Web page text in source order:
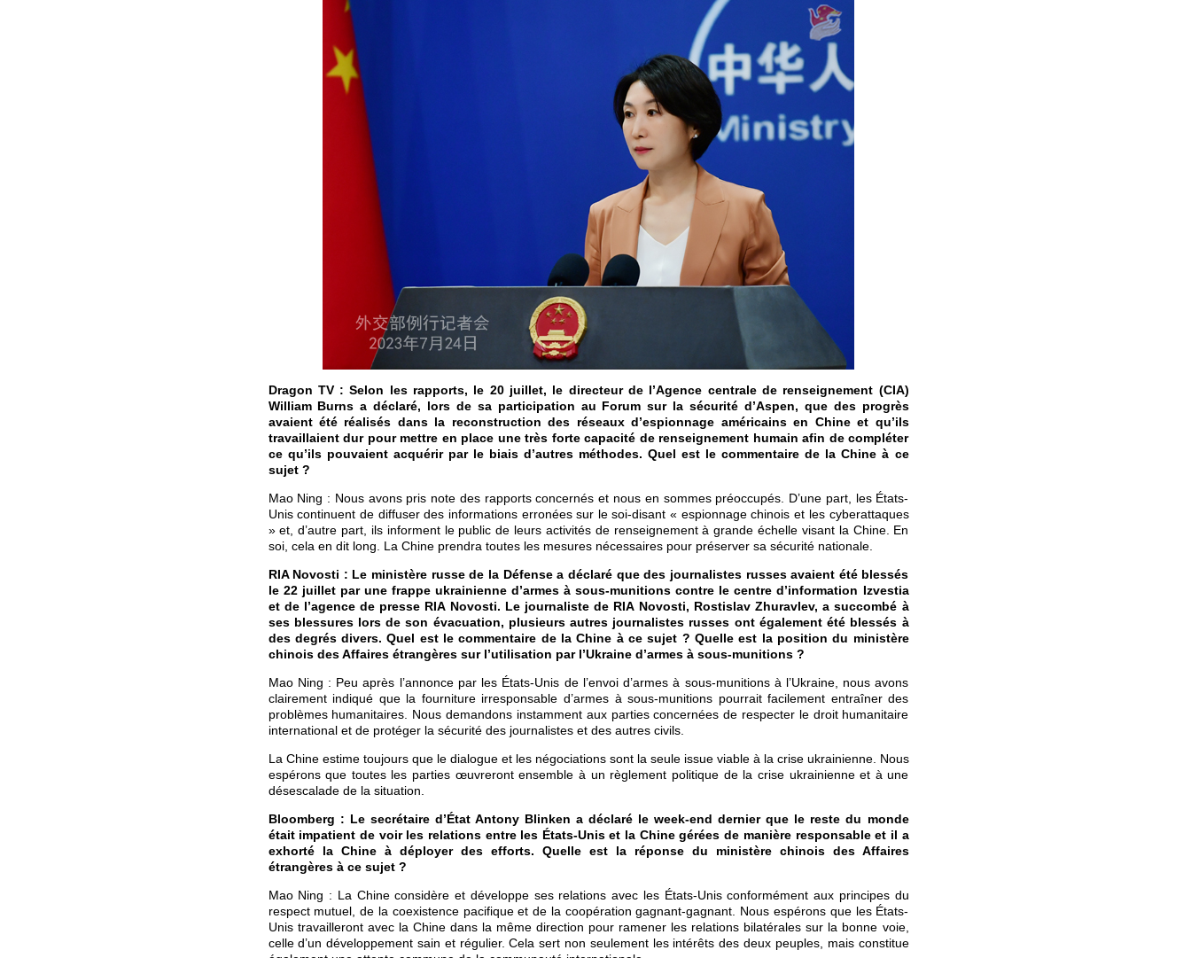
Dragon TV : Selon les rapports, le 20 juillet, le directeur de l’Agence centrale de renseignement (CIA)
William Burns a déclaré, lors de sa participation au Forum sur la sécurité d’Aspen, que des progrès
avaient été réalisés dans la reconstruction des réseaux d’espionnage américains en Chine et qu’ils
travaillaient dur pour mettre en place une très forte capacité de renseignement humain afin de compléter
ce qu’ils pouvaient acquérir par le biais d’autres méthodes. Quel est le commentaire de la Chine à ce
sujet ?
Mao Ning : Nous avons pris note des rapports concernés et nous en sommes préoccupés. D’une part, les États-
Unis continuent de diffuser des informations erronées sur le soi-disant « espionnage chinois et les cyberattaques
» et, d’autre part, ils informent le public de leurs activités de renseignement à grande échelle visant la Chine. En
soi, cela en dit long. La Chine prendra toutes les mesures nécessaires pour préserver sa sécurité nationale.
RIA Novosti : Le ministère russe de la Défense a déclaré que des journalistes russes avaient été blessés
le 22 juillet par une frappe ukrainienne d’armes à sous-munitions contre le centre d’information Izvestia
et de l’agence de presse RIA Novosti. Le journaliste de RIA Novosti, Rostislav Zhuravlev, a succombé à
ses blessures lors de son évacuation, plusieurs autres journalistes russes ont également été blessés à
des degrés divers. Quel est le commentaire de la Chine à ce sujet ? Quelle est la position du ministère
chinois des Affaires étrangères sur l’utilisation par l’Ukraine d’armes à sous-munitions ?
Mao Ning : Peu après l’annonce par les États-Unis de l’envoi d’armes à sous-munitions à l’Ukraine, nous avons
clairement indiqué que la fourniture irresponsable d’armes à sous-munitions pourrait facilement entraîner des
problèmes humanitaires. Nous demandons instamment aux parties concernées de respecter le droit humanitaire
international et de protéger la sécurité des journalistes et des autres civils.
La Chine estime toujours que le dialogue et les négociations sont la seule issue viable à la crise ukrainienne. Nous
espérons que toutes les parties œuvreront ensemble à un règlement politique de la crise ukrainienne et à une
désescalade de la situation.
Bloomberg : Le secrétaire d’État Antony Blinken a déclaré le week-end dernier que le reste du monde
était impatient de voir les relations entre les États-Unis et la Chine gérées de manière responsable et il a
exhorté la Chine à déployer des efforts. Quelle est la réponse du ministère chinois des Affaires
étrangères à ce sujet ?
Mao Ning : La Chine considère et développe ses relations avec les États-Unis conformément aux principes du
respect mutuel, de la coexistence pacifique et de la coopération gagnant-gagnant. Nous espérons que les États-
Unis travailleront avec la Chine dans la même direction pour ramener les relations bilatérales sur la bonne voie,
celle d’un développement sain et régulier. Cela sert non seulement les intérêts des deux peuples, mais constitue